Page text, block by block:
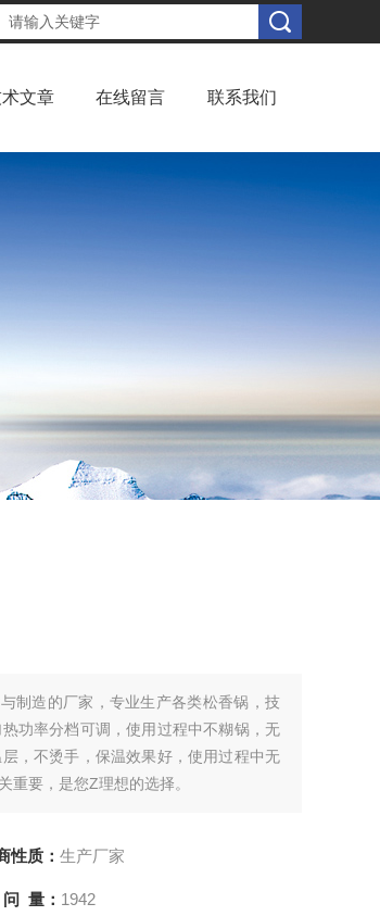
文章 在线留言 联系我们
制造的厂家，专业生产各类松香锅，技
功率分档可调，使用过程中不糊锅，无
，不烫手，保温效果好，使用过程中无
重要，是您Z理想的选择。
性质： 生产厂家
量： 1942